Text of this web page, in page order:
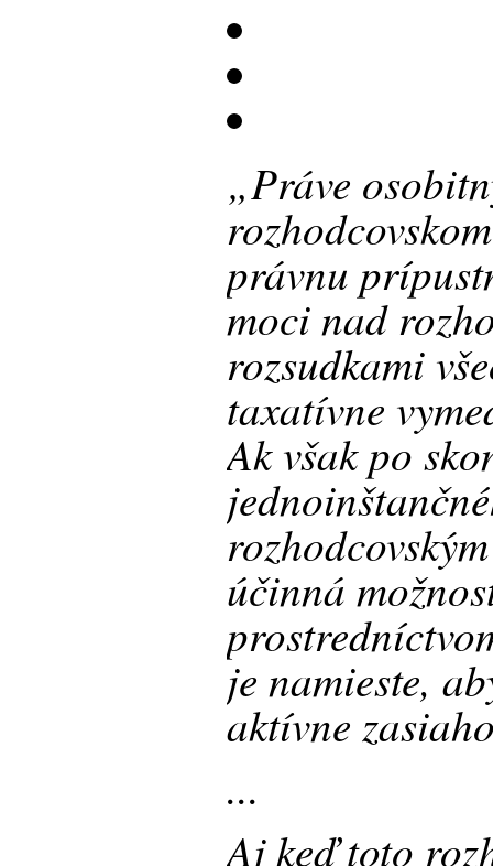
„Práve
právnu
moci nad
rozsudkami
taxatívne
Ak však po
účinná
je namieste,
aktívne
...
Aj keď toto